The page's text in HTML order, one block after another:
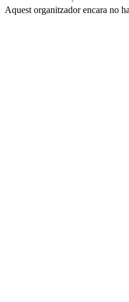
Aquest organitzador encara no